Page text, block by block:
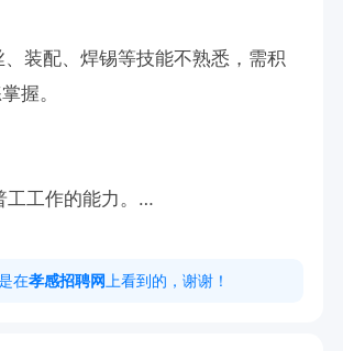
装配、焊锡等技能不熟悉，需积
握。
工作的能力。
适应相应工作强度。
面试。
在孝感招聘网 上看到的，谢谢！